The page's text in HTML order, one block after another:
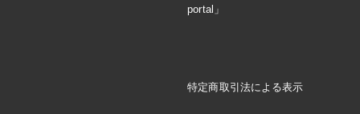
portal」
特定商取引法による表示